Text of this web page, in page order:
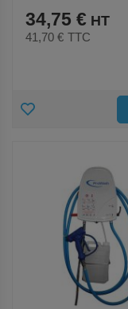
34,75 €
41,70 € TTC
AJOUTER